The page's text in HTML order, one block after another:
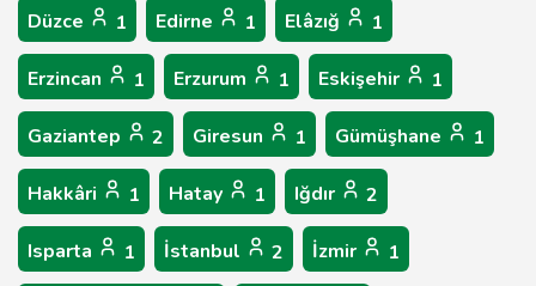
Düzce 1 Edirne 1 Elâzığ 1
Erzincan 1 Erzurum 1 Eskişehir 1
Gaziantep 2 Giresun 1 Gümüşhane 1
Hakkâri 1 Hatay 1 Iğdır 2
Isparta 1 İstanbul 2 İzmir 1